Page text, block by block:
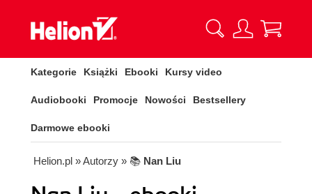
Kategorie Książki Ebooki Kursy video
Audiobooki Promocje Nowości Bestsellery
Darmowe ebooki
Helion.pl » Autorzy » 📚 Nan Liu